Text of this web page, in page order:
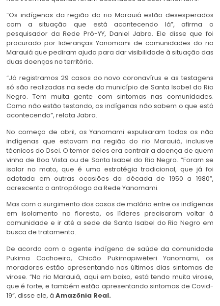
“Os indígenas da região do rio Marauiá estão desesperados
com a situação que está acontecendo lá”, afirma o
pesquisador da Rede Pró-YY, Daniel Jabra. Ele disse que foi
procurado por lideranças Yanomami de comunidades do rio
Marauiá que pediram ajuda para dar visibilidade à situação das
duas doenças no território.
“Já registramos 29 casos do novo coronavírus e as testagens
só são realizadas na sede do município de Santa Isabel do Rio
Negro. Tem muita gente com sintomas nas comunidades.
Como não estão testando, os indígenas não sabem o que está
acontecendo”, relata Jabra.
No começo de abril, os Yanomami expulsaram todos os não
indígenas que estavam na região do rio Marauiá, inclusive
técnicos do Dsei. O temor deles era contrair a doença de quem
vinha de Boa Vista ou de Santa Isabel do Rio Negro. ”Foram se
isolar no mato, que é uma estratégia tradicional, que já foi
adotada em outras ocasiões da década de 1950 a 1980”,
acrescenta o antropólogo da Rede Yanomami.
Mas com o surgimento dos casos de malária entre os indígenas
em isolamento na floresta, os líderes precisaram voltar à
comunidade e ir até a sede de Santa Isabel do Rio Negro em
busca de tratamento.
De acordo com o agente indígena de saúde da comunidade
Pukima Cachoeira, Chicão Pukimapiwëteri Yanomami, os
moradores estão apresentando nos últimos dias sintomas de
virose. “No rio Marauiá, aqui em baixo, está tendo muita virose,
que é forte, e também estão apresentando sintomas de Covid-
19”, disse ele, à Amazônia Real.